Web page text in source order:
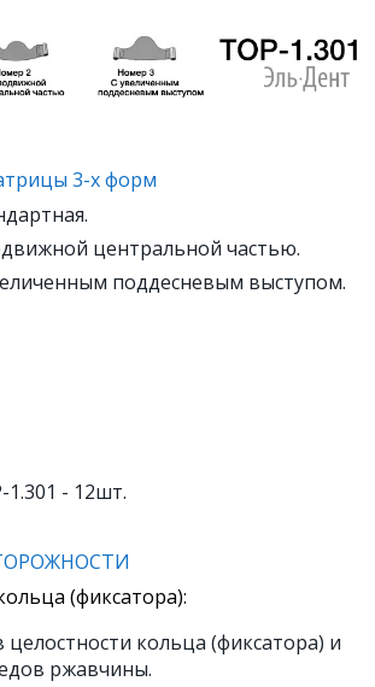
3-х форм
центральной частью.
поддесневым выступом.
- 12шт.
(фиксатора):
целостности кольца (фиксатора) и
ржавчины.